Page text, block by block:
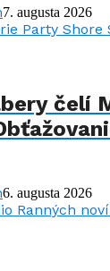
7. augusta 2026
čelí
6. augusta 2026